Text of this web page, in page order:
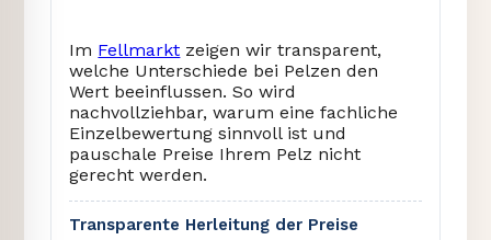
Im Fellmarkt zeigen wir transparent,
welche Unterschiede bei Pelzen den
Wert beeinflussen. So wird
nachvollziehbar, warum eine fachliche
Einzelbewertung sinnvoll ist und
pauschale Preise Ihrem Pelz nicht
gerecht werden.
Transparente Herleitung der Preise